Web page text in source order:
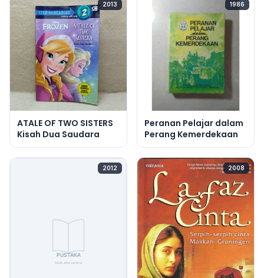
2013
ATALE OF TWO SISTERS
Kisah Dua Saudara
1986
Peranan Pelajar dalam
Perang Kemerdekaan
2012 2008